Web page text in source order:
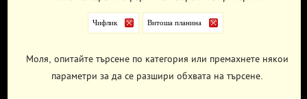
Чифлик Витоша планина
Моля, опитайте търсене по категория или премахнете някои
параметри за да се разшири обхвата на търсене.